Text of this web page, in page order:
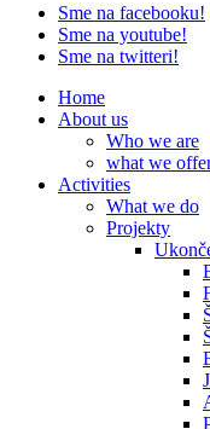
Sme na facebooku!
Sme na youtube!
Sme na twitteri!
Home
About us
Who we are
what we
Activities
What we do
Projekty